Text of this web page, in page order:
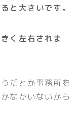
と大きいです。
く左右されま
だとか事務所を
なかいないから